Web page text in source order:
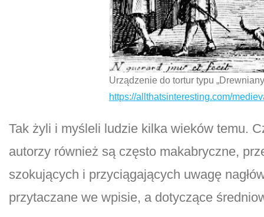
Urządzenie do tortur typu
https://allthatsinteresting.com/
Tak żyli i myśleli ludzie kilka wieków temu.
autorzy również są często makabryczne,
szokujących i przyciągających uwagę
przytaczane we wpisie, a dotyczące